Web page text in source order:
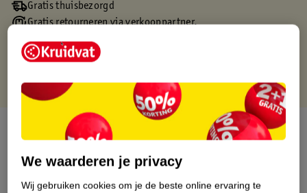
Gratis thuisbezorgd
Gratis retourneren via verkooppartner.
Gratis punten met je Kruidvat kaart
Over dit product
Productinformatie
We waarderen je privacy
Wij gebruiken cookies om je de beste online ervaring te